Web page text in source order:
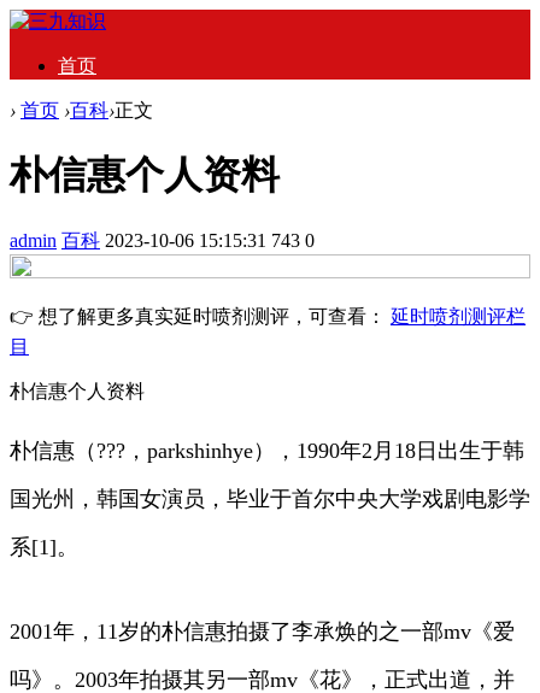
首页
› 首页 ›百科›正文
朴信惠个人资料
admin 百科 2023-10-06 15:15:31 743 0
👉 想了解更多真实延时喷剂测评，可查看： 延时喷剂测评栏
目
朴信惠个人资料
朴信惠（???，parkshinhye），1990年2月18日出生于韩
国光州，韩国女演员，毕业于首尔中央大学戏剧电影学
系[1]。
2001年，11岁的朴信惠拍摄了李承焕的之一部mv《爱
吗》。2003年拍摄其另一部mv《花》，正式出道，并